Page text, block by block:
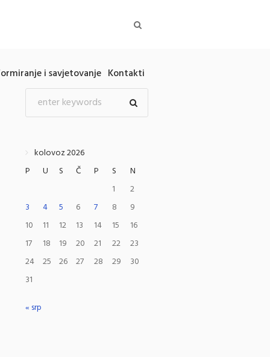
i savjetovanje Kontakti
kolovoz 2026
P
U S Č P S
N
1
2
3
4 5 6 7 8
9
10
11 12 13 14 15
16
17
18 19 20 21 22
23
24
25 26 27 28 29
30
31
« srp